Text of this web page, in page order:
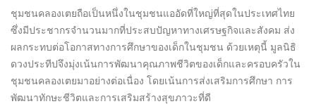
ชุมชนคลองเตยถือเป็นหนึ่งในชุมชนแออัดที่ใหญ่ที่สุดในประเทศไทย
ซึ่งมีประชากรจำนวนมากที่ประสบปัญหาทางเศรษฐกิจและสังคม ส่ง
ผลกระทบต่อโอกาสทางการศึกษาของเด็กในชุมชน ด้วยเหตุนี้ มูลนิธิ
ดวงประทีปจึงมุ่งเน้นการพัฒนาคุณภาพชีวิตของเด็กและครอบครัวใน
ชุมชนคลองเตยมาอย่างต่อเนื่อง โดยเน้นการส่งเสริมการศึกษา การ
พัฒนาทักษะชีวิตและการเสริมสร้างสุขภาวะที่ดี